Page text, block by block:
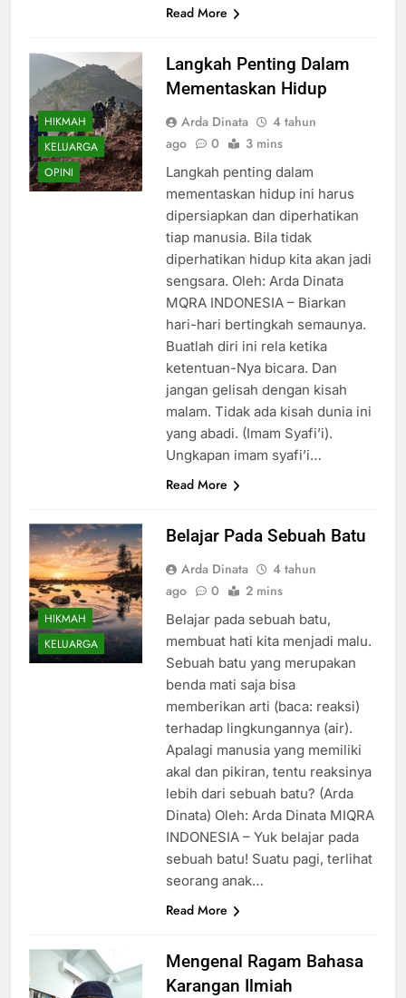
Read More
HIKMAH
KELUARGA
OPINI
Langkah Penting Dalam
Mementaskan Hidup
Arda Dinata
4 tahun
ago
0 3 mins
Langkah penting dalam
mementaskan hidup ini harus
dipersiapkan dan diperhatikan
tiap manusia. Bila tidak
diperhatikan hidup kita akan jadi
sengsara. Oleh: Arda Dinata
MQRA INDONESIA – Biarkan
hari-hari bertingkah semaunya.
Buatlah diri ini rela ketika
ketentuan-Nya bicara. Dan
jangan gelisah dengan kisah
malam. Tidak ada kisah dunia ini
yang abadi. (Imam Syafi’i).
Ungkapan imam syafi’i…
Read More
HIKMAH
KELUARGA
Belajar Pada Sebuah Batu
Arda Dinata
4 tahun
ago
0 2 mins
Belajar pada sebuah batu,
membuat hati kita menjadi malu.
Sebuah batu yang merupakan
benda mati saja bisa
memberikan arti (baca: reaksi)
terhadap lingkungannya (air).
Apalagi manusia yang memiliki
akal dan pikiran, tentu reaksinya
lebih dari sebuah batu? (Arda
Dinata) Oleh: Arda Dinata MIQRA
INDONESIA – Yuk belajar pada
sebuah batu! Suatu pagi, terlihat
seorang anak…
Read More
Mengenal Ragam Bahasa
Karangan Ilmiah